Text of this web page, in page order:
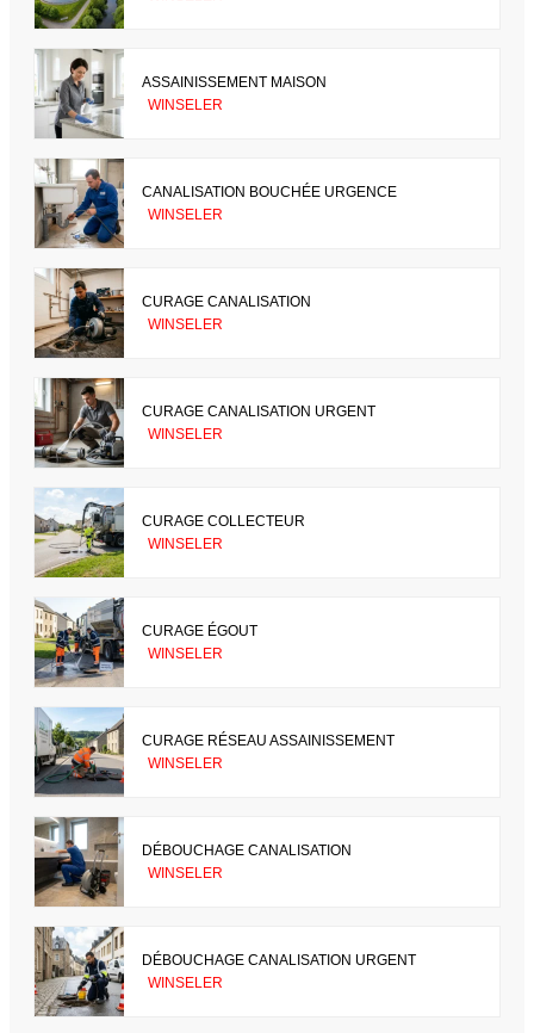
ASSAINISSEMENT MAISON
WINSELER
CANALISATION BOUCHÉE URGENCE
WINSELER
CURAGE CANALISATION
WINSELER
CURAGE CANALISATION URGENT
WINSELER
CURAGE COLLECTEUR
WINSELER
CURAGE ÉGOUT
WINSELER
CURAGE RÉSEAU ASSAINISSEMENT
WINSELER
DÉBOUCHAGE CANALISATION
WINSELER
DÉBOUCHAGE CANALISATION URGENT
WINSELER